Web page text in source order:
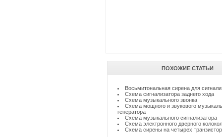
ПОХОЖИЕ СТАТЬИ
Восьмитональная сирена для
Схема сигнализатора заднего хода
Схема музыкального звонка
Схема мощного и звукового
генератора
Схема музыкального сигнализатора
Схема электронного дверного
Схема сирены на четырех